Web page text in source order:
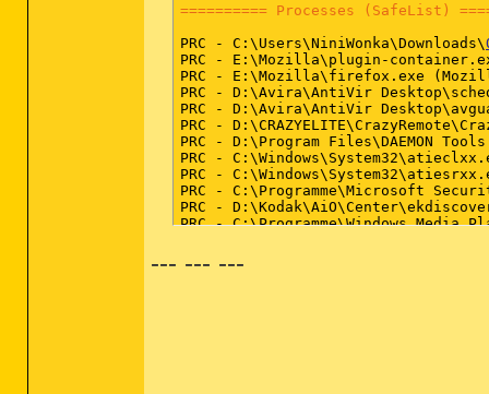
========== Processes (SafeList)
PRC - C:\Users\NiniWonka\Downloads\
PRC - E:\Mozilla\plugin-
PRC - E:\Mozilla\firefox.exe
PRC - D:\Avira\AntiVir
PRC - D:\Avira\AntiVir
PRC -
PRC - D:\Program Files\DAEMON
PRC -
PRC -
PRC - C:\Programme\Microsoft
PRC -
PRC - C:\Programme\Windows
--- --- ---